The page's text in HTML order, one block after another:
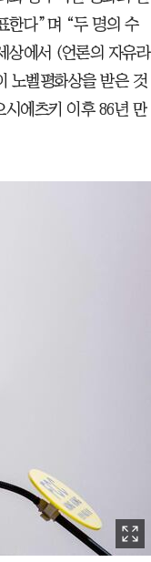
한다”며 “두 명의 수
상에서 (언론의 자유라
노벨평화상을 받은 것
에츠키 이후 86년 만